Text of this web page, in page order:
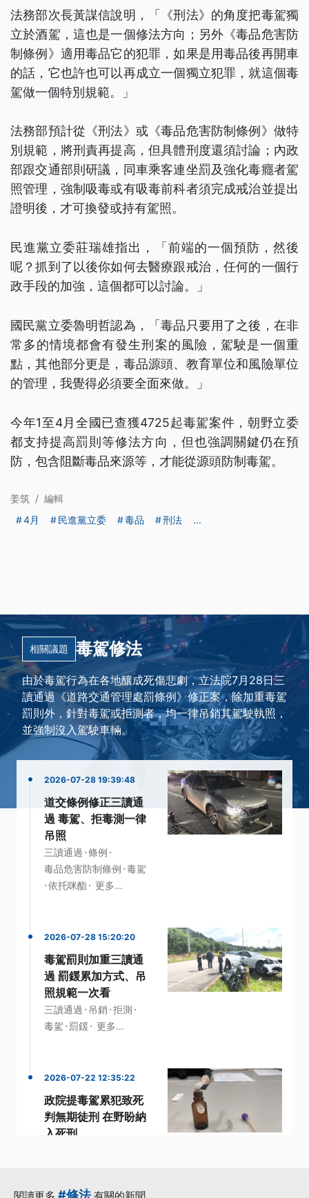
法務部次長黃謀信說明，「《刑法》的角度把毒駕獨
立於酒駕，這也是一個修法方向；另外《毒品危害防
制條例》適用毒品它的犯罪，如果是用毒品後再開車
的話，它也許也可以再成立一個獨立犯罪，就這個毒
駕做一個特別規範。」
法務部預計從《刑法》或《毒品危害防制條例》做特
別規範，將刑責再提高，但具體刑度還須討論；內政
部跟交通部則研議，同車乘客連坐罰及強化毒癮者駕
照管理，強制吸毒或有吸毒前科者須完成戒治並提出
證明後，才可換發或持有駕照。
民進黨立委莊瑞雄指出，「前端的一個預防，然後
呢？抓到了以後你如何去醫療跟戒治，任何的一個行
政手段的加強，這個都可以討論。」
國民黨立委魯明哲認為，「毒品只要用了之後，在非
常多的情境都會有發生刑案的風險，駕駛是一個重
點，其他部分更是，毒品源頭、教育單位和風險單位
的管理，我覺得必須要全面來做。」
今年1至4月全國已查獲4725起毒駕案件，朝野立委
都支持提高罰則等修法方向，但也強調關鍵仍在預
防，包含阻斷毒品來源等，才能從源頭防制毒駕。
姜筑 / 編輯
4月
民進黨立委 毒品 刑法 ...
相關議題 毒駕修法
由於毒駕行為在各地釀成死傷悲劇，立法院7月28日三
讀通過《道路交通管理處罰條例》修正案，除加重毒駕
罰則外，針對毒駕或拒測者，均一律吊銷其駕駛執照，
並強制沒入駕駛車輛。
2026-07-28 19:39:48
道交條例修正三讀通
過 毒駕、拒毒測一律
吊照
三讀通過 ·條例 ·
毒品危害防制條例 ·毒駕
·依托咪酯· 更多...
2026-07-28 15:20:20
毒駕罰則加重三讀通
過 罰鍰累加方式、吊
照規範一次看
三讀通過 · 吊銷 ·拒測 ·
毒駕 ·罰鍰· 更多...
2026-07-22 12:35:22
政院提毒駕累犯致死
判無期徒刑 在野盼納
入死刑
閱讀更多 #修法有關的新聞